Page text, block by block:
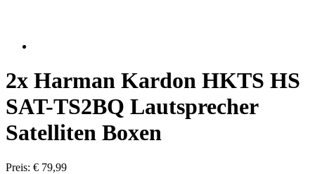
2x Harman Kardon HKTS HS
SAT-TS2BQ Lautsprecher
Satelliten Boxen
Preis: € 79,99